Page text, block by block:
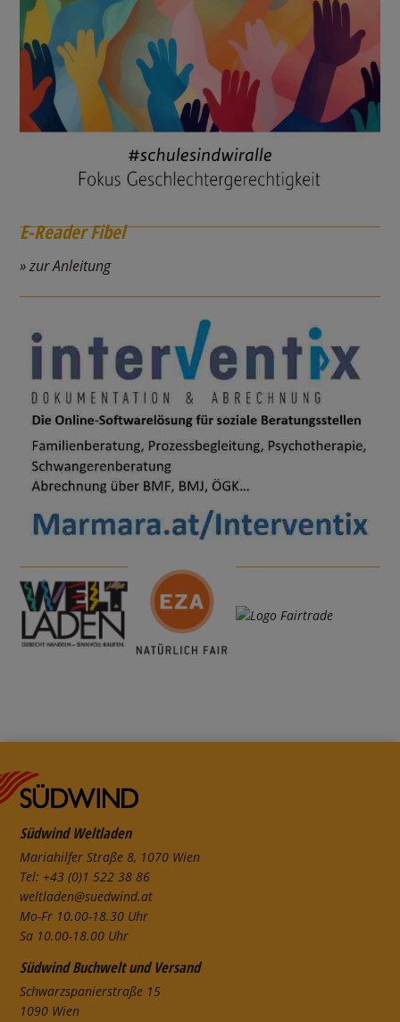
E-Reader Fibel
zur Anleitung
Südwind Weltladen
Mariahilfer Straße 8, 1070 Wien
Tel: +43 (0)1 522 38 86
weltladen@suedwind.at
Mo-Fr 10.00-18.30 Uhr
Sa 10.00-18.00 Uhr
Südwind Buchwelt und Versand
Schwarzspanierstraße 15
1090 Wien